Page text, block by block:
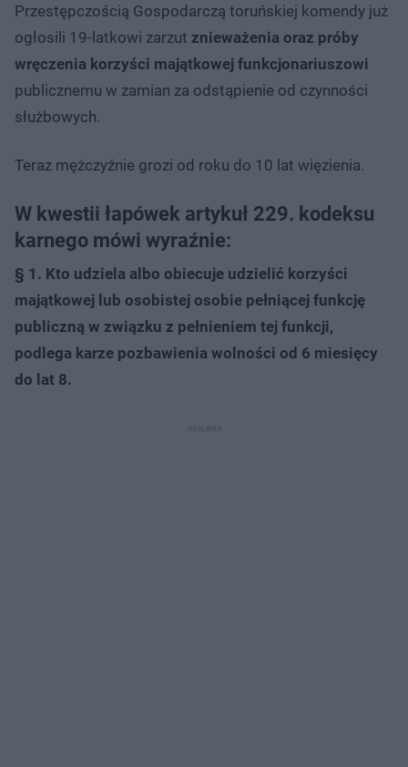
Przestępczością Gospodarczą toruńskiej komendy już
ogłosili 19-latkowi zarzut znieważenia oraz próby
wręczenia korzyści majątkowej funkcjonariuszowi
publicznemu w zamian za odstąpienie od czynności
służbowych.
Teraz mężczyźnie grozi od roku do 10 lat więzienia.
W kwestii łapówek artykuł 229. kodeksu
karnego mówi wyraźnie:
§ 1. Kto udziela albo obiecuje udzielić korzyści
majątkowej lub osobistej osobie pełniącej funkcję
publiczną w związku z pełnieniem tej funkcji,
podlega karze pozbawienia wolności od 6 miesięcy
do lat 8.